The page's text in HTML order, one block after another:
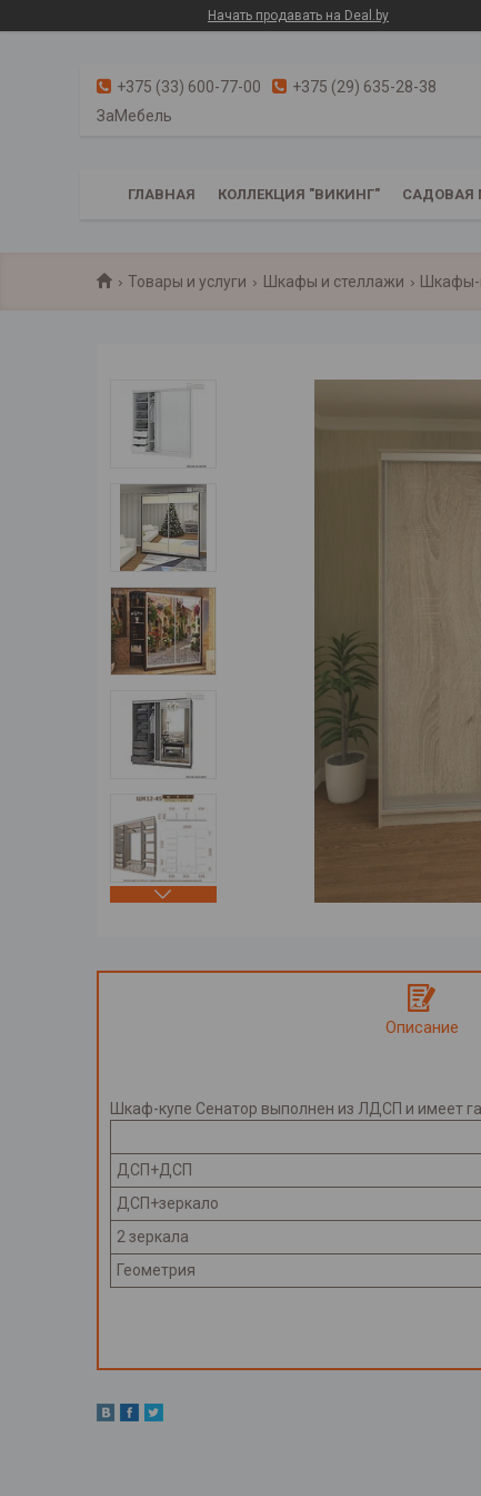
Начать продавать на Deal.by
+375 (33) 600-77-00
+375 (29) 635-28-38
ЗаМебель
ГЛАВНАЯ КОЛЛЕКЦИЯ "ВИКИНГ" САДОВАЯ
Товары и услуги Шкафы и стеллажи Шкафы-
Описание
Шкаф-купе Сенатор выполнен из ЛДСП и имеет
ДСП+ДСП
ДСП+зеркало
2 зеркала
Геометрия